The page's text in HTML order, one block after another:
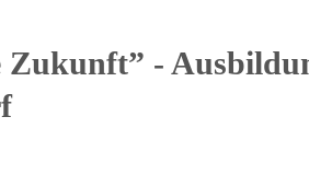
Zukunft” -